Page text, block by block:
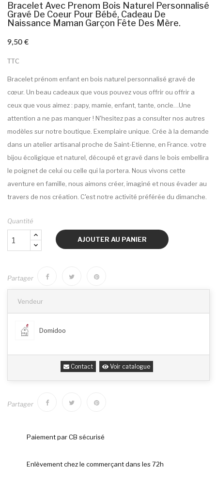
Bracelet Avec Prenom Bois Naturel Personnalisé
Gravé De Coeur Pour Bébé, Cadeau De
Naissance Maman Garçon Fête Des Mère.
9,50 €
TTC
Bracelet prénom enfant en bois naturel personnalisé gravé de
cœur. Un beau cadeaux que vous pouvez vous offrir ou offrir a
ceux que vous aimez : papy, mamie, enfant, tante, oncle…Une
attention a ne pas manquer ! N'hesitez pas a consulter nos autres
modèles sur notre boutique. Exemplaire unique. Crée à la demande
dans un atelier artisanal proche de Saint-Etienne, en France. votre
bijou écoligique et naturel, découpé et gravé dans le bois embellira
le poignet de celui ou celle qui la portera. Nous vivons cette
aventure en famille, nous aimons créer, imaginé et nous évader au
travers de nos création. C'est notre activité préférée du dimanche.
Quantité
AJOUTER AU PANIER
Partager
Vendeur
Domidoo
Contact Voir catalogue
Partager
Paiement par CB sécurisé
Enlèvement chez le commerçant dans les 72h